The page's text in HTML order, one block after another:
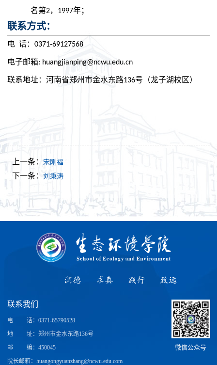
名第2，1997年；
联系方式：
电 话：0371-69127568
电子邮箱: huangjianping@ncwu.edu.cn
联系地址： 河南省郑州市金水东路136号（龙子湖校区）
上一条： 宋刚福
下一条： 刘秉涛
润德 求真 践行 致远
联系我们
电 话：0371-65790528
地
址：郑州市金水东路136号
邮
编 ：450045
院长邮箱：huangongyuanzhang@ncwu.edu.com
微信公众号